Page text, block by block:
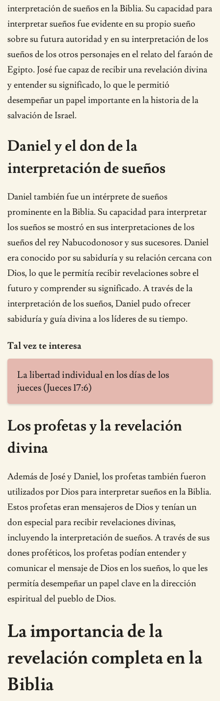
interpretación de sueños en la Biblia. Su capacidad para
interpretar sueños fue evidente en su propio sueño
sobre su futura autoridad y en su interpretación de los
sueños de los otros personajes en el relato del faraón de
Egipto. José fue capaz de recibir una revelación divina
y entender su significado, lo que le permitió
desempeñar un papel importante en la historia de la
salvación de Israel.
Daniel y el don de la
interpretación de sueños
Daniel también fue un intérprete de sueños
prominente en la Biblia. Su capacidad para interpretar
los sueños se mostró en sus interpretaciones de los
sueños del rey Nabucodonosor y sus sucesores. Daniel
era conocido por su sabiduría y su relación cercana con
Dios, lo que le permitía recibir revelaciones sobre el
futuro y comprender su significado. A través de la
interpretación de los sueños, Daniel pudo ofrecer
sabiduría y guía divina a los líderes de su tiempo.
Tal vez te interesa
La libertad individual en los días de los
jueces (Jueces 17:6)
Los profetas y la revelación
divina
Además de José y Daniel, los profetas también fueron
utilizados por Dios para interpretar sueños en la Biblia.
Estos profetas eran mensajeros de Dios y tenían un
don especial para recibir revelaciones divinas,
incluyendo la interpretación de sueños. A través de sus
dones proféticos, los profetas podían entender y
comunicar el mensaje de Dios en los sueños, lo que les
permitía desempeñar un papel clave en la dirección
espiritual del pueblo de Dios.
La importancia de la
revelación completa en la
Biblia